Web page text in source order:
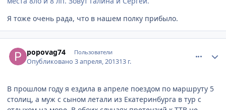
Я тоже очень рада, что в нашем полку прибыло.
popovag74 Пользователи
Опубликовано3 апреля, 201313 г.
В прошлом году я ездила в апреле поездом по маршруту 5
столиц, а муж с сыном летали из Екатеринбурга в тур с